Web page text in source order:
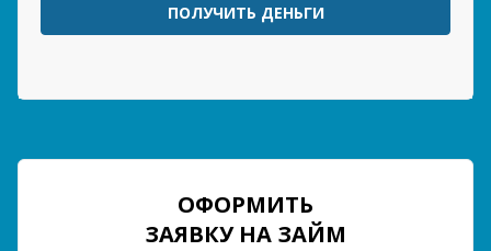
ПОЛУЧИТЬ ДЕНЬГИ
ОФОРМИТЬ
ЗАЯВКУ НА ЗАЙМ